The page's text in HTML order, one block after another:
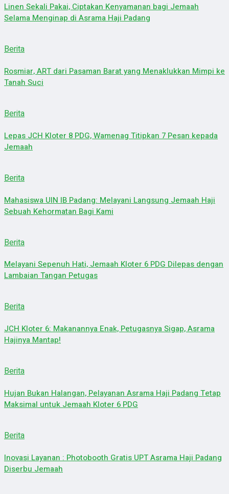
Linen Sekali Pakai, Ciptakan Kenyamanan bagi Jemaah
Selama Menginap di Asrama Haji Padang
Berita
Rosmiar, ART dari Pasaman Barat yang Menaklukkan Mimpi ke
Tanah Suci
Berita
Lepas JCH Kloter 8 PDG, Wamenag Titipkan 7 Pesan kepada
Jemaah
Berita
Mahasiswa UIN IB Padang: Melayani Langsung Jemaah Haji
Sebuah Kehormatan Bagi Kami
Berita
Melayani Sepenuh Hati, Jemaah Kloter 6 PDG Dilepas dengan
Lambaian Tangan Petugas
Berita
JCH Kloter 6: Makanannya Enak, Petugasnya Sigap, Asrama
Hajinya Mantap!
Berita
Hujan Bukan Halangan, Pelayanan Asrama Haji Padang Tetap
Maksimal untuk Jemaah Kloter 6 PDG
Berita
Inovasi Layanan : Photobooth Gratis UPT Asrama Haji Padang
Diserbu Jemaah